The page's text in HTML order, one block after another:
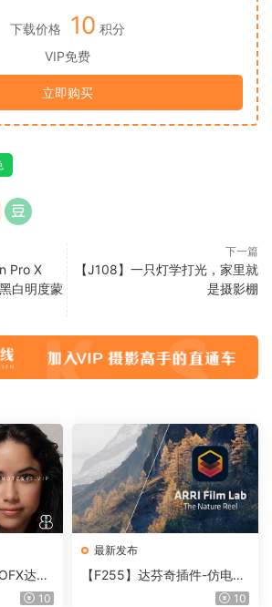
下载价格 10 积分
VIP免费
立即购买
Pro X
白明度蒙
下一篇
【J108】一只灯学打光，家里就
是摄影棚
达芬
颜插件
10
最新发布
【F255】达芬奇插件-仿电影
胶片视频调色插件 ARRI Film
10